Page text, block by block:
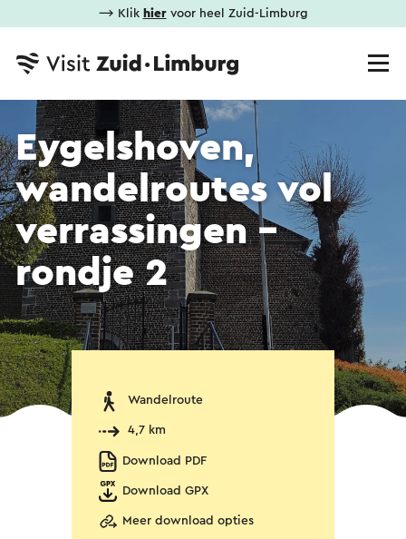
⟶ Klik hiervoor heel Zuid-Limburg
Eygelshoven,
wandelroutes vol
verrassingen -
rondje 2
Wandelroute
4,7 km
Download PDF
Download GPX
Meer download opties